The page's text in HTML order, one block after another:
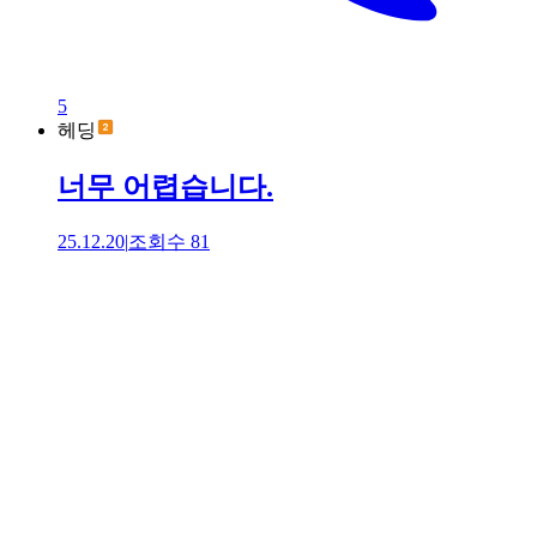
5
헤딩
너무 어렵습니다.
25.12.20|조회수 81